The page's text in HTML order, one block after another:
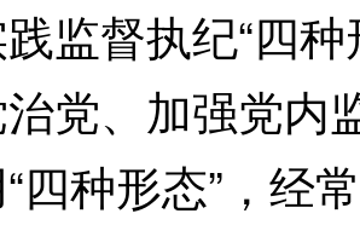
督执纪“四种
党、加强党内
四种形态”，经